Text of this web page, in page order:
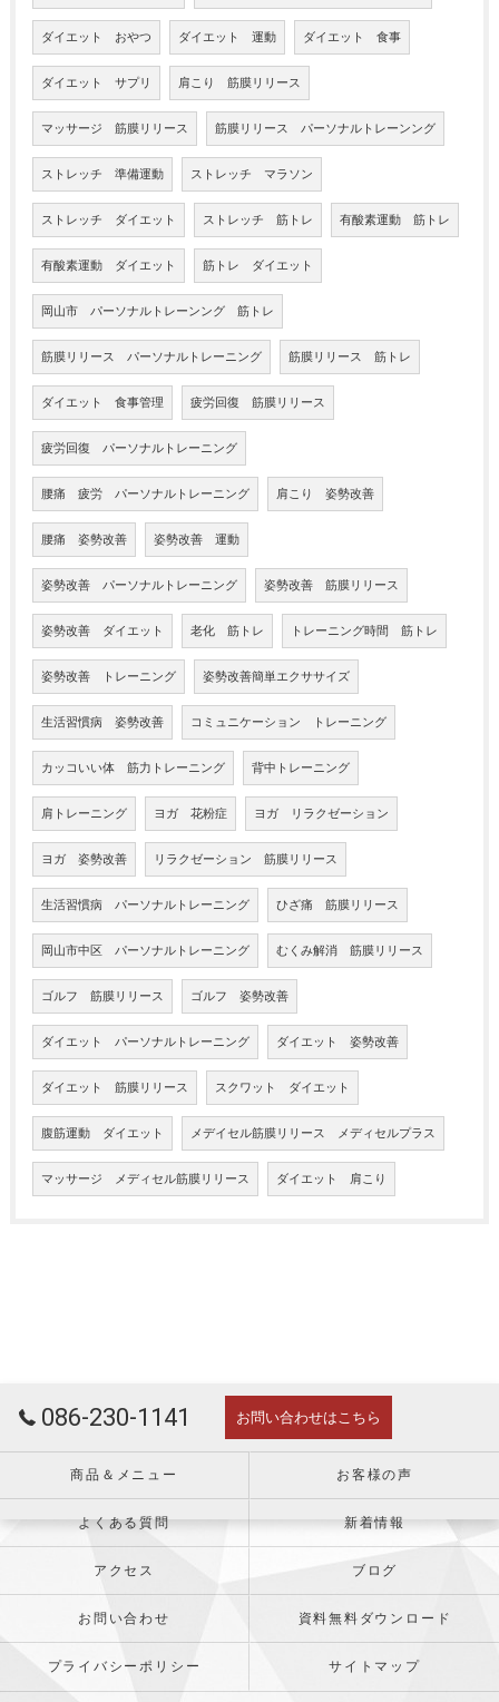
ダイエット おやつ ダイエット 運動 ダイエット 食事
ダイエット サプリ 肩こり 筋膜リリース
マッサージ 筋膜リリース 筋膜リリース パーソナルトレーンング
ストレッチ 準備運動 ストレッチ マラソン
ストレッチ ダイエット ストレッチ 筋トレ 有酸素運動 筋トレ
有酸素運動 ダイエット 筋トレ ダイエット
岡山市 パーソナルトレーンング 筋トレ
筋膜リリース パーソナルトレーニング 筋膜リリース 筋トレ
ダイエット 食事管理 疲労回復 筋膜リリース
疲労回復 パーソナルトレーニング
腰痛 疲労 パーソナルトレーニング 肩こり 姿勢改善
腰痛 姿勢改善 姿勢改善 運動
姿勢改善 パーソナルトレーニング 姿勢改善 筋膜リリース
姿勢改善 ダイエット 老化 筋トレ トレーニング時間 筋トレ
姿勢改善 トレーニング 姿勢改善簡単エクササイズ
生活習慣病 姿勢改善 コミュニケーション トレーニング
カッコいい体 筋力トレーニング 背中トレーニング
肩トレーニング ヨガ 花粉症 ヨガ リラクゼーション
ヨガ 姿勢改善 リラクゼーション 筋膜リリース
生活習慣病 パーソナルトレーニング ひざ痛 筋膜リリース
岡山市中区 パーソナルトレーニング むくみ解消 筋膜リリース
ゴルフ 筋膜リリース ゴルフ 姿勢改善
ダイエット パーソナルトレーニング ダイエット 姿勢改善
ダイエット 筋膜リリース スクワット ダイエット
腹筋運動 ダイエット メデイセル筋膜リリース メディセルプラス
マッサージ メディセル筋膜リリース ダイエット 肩こり
086-230-1141 お問い合わせはこちら
商品＆メニュー お客様の声
よくある質問 新着情報
アクセス ブログ
お問い合わせ 資料無料ダウンロード
プライバシーポリシー サイトマップ